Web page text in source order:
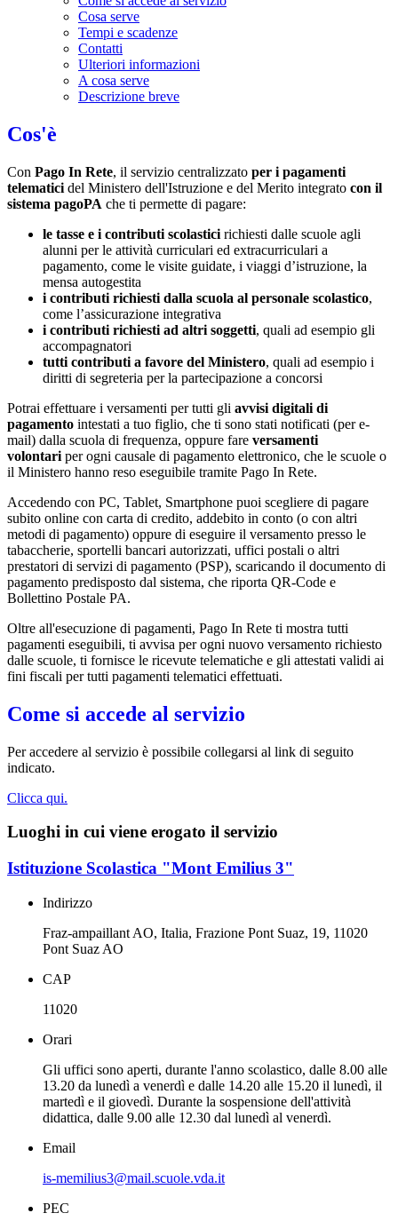
Cosa serve
Tempi e scadenze
Contatti
Ulteriori informazioni
A cosa serve
Descrizione breve
Cos'è
Con Pago In Rete, il servizio centralizzato per i pagamenti
telematici del Ministero dell'Istruzione e del Merito integrato con il
sistema pagoPA che ti permette di pagare:
le tasse e i contributi scolastici richiesti dalle scuole agli
alunni per le attività curriculari ed extracurriculari a
pagamento, come le visite guidate, i viaggi d’istruzione, la
mensa autogestita
i contributi richiesti dalla scuola al personale scolastico,
come l’assicurazione integrativa
i contributi richiesti ad altri soggetti, quali ad esempio gli
accompagnatori
tutti contributi a favore del Ministero, quali ad esempio i
diritti di segreteria per la partecipazione a concorsi
Potrai effettuare i versamenti per tutti gli avvisi digitali di
pagamento intestati a tuo figlio, che ti sono stati notificati (per e-
mail) dalla scuola di frequenza, oppure fare versamenti
volontari per ogni causale di pagamento elettronico, che le scuole o
il Ministero hanno reso eseguibile tramite Pago In Rete.
Accedendo con PC, Tablet, Smartphone puoi scegliere di pagare
subito online con carta di credito, addebito in conto (o con altri
metodi di pagamento) oppure di eseguire il versamento presso le
tabaccherie, sportelli bancari autorizzati, uffici postali o altri
prestatori di servizi di pagamento (PSP), scaricando il documento di
pagamento predisposto dal sistema, che riporta QR-Code e
Bollettino Postale PA.
Oltre all'esecuzione di pagamenti, Pago In Rete ti mostra tutti
pagamenti eseguibili, ti avvisa per ogni nuovo versamento richiesto
dalle scuole, ti fornisce le ricevute telematiche e gli attestati validi ai
fini fiscali per tutti pagamenti telematici effettuati.
Come si accede al servizio
Per accedere al servizio è possibile collegarsi al link di seguito
indicato.
Clicca qui.
Luoghi in cui viene erogato il servizio
Istituzione Scolastica "Mont Emilius 3"
Indirizzo
Fraz-ampaillant AO, Italia, Frazione Pont Suaz, 19, 11020
Pont Suaz AO
CAP
11020
Orari
Gli uffici sono aperti, durante l'anno scolastico, dalle 8.00 alle
13.20 da lunedì a venerdì e dalle 14.20 alle 15.20 il lunedì, il
martedì e il giovedì. Durante la sospensione dell'attività
didattica, dalle 9.00 alle 12.30 dal lunedì al venerdì.
Email
is-memilius3@mail.scuole.vda.it
PEC